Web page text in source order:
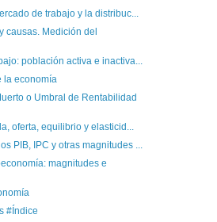
de trabajo y la distribuc...
causas. Medición del
población activa e inactiva...
la economía
o Umbral de Rentabilidad
oferta, equilibrio y elasticid...
PIB, IPC y otras magnitudes ...
magnitudes e
#Índice